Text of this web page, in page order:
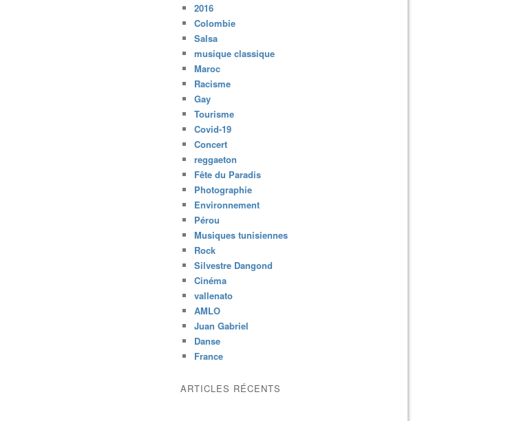
2016
Colombie
Salsa
musique classique
Maroc
Racisme
Gay
Tourisme
Covid-19
Concert
reggaeton
Fête du Paradis
Photographie
Environnement
Pérou
Musiques tunisiennes
Rock
Silvestre Dangond
Cinéma
vallenato
AMLO
Juan Gabriel
Danse
France
ARTICLES RÉCENTS